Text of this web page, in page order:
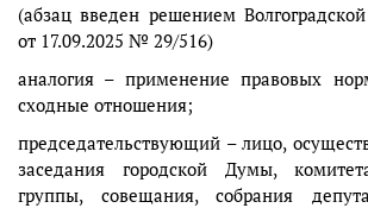
(абзац введен решением
от 17.09.2025 № 29/516)
аналогия – применение правовых
сходные отношения;
председательствующий – лицо,
заседания городской Думы,
группы, совещания, собрания